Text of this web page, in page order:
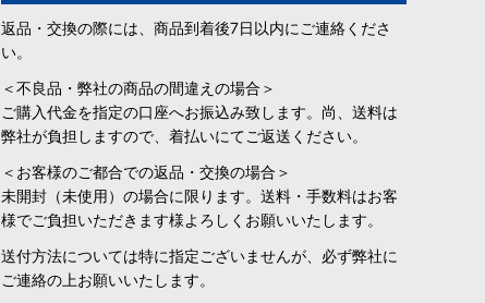
返品・交換の際には、商品到着後7日以内にご連絡くださ
い。
＜不良品・弊社の商品の間違えの場合＞
ご購入代金を指定の口座へお振込み致します。尚、送料は
弊社が負担しますので、着払いにてご返送ください。
＜お客様のご都合での返品・交換の場合＞
未開封（未使用）の場合に限ります。送料・手数料はお客
様でご負担いただきます様よろしくお願いいたします。
送付方法については特に指定ございませんが、必ず弊社に
ご連絡の上お願いいたします。